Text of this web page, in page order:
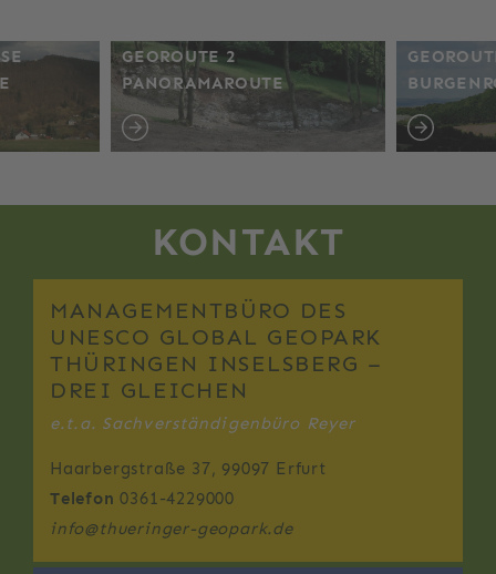
H
GEOROUTE 2
PANORAMAROUTE
KONTAKT
MANAGEMENTBÜRO DES
UNESCO GLOBAL GEOPARK
THÜRINGEN INSELSBERG –
DREI GLEICHEN
e.t.a. Sachverständigenbüro Reyer
Haarbergstraße 37, 99097 Erfurt
Telefon 0361-4229000
info@thueringer-geopark.de